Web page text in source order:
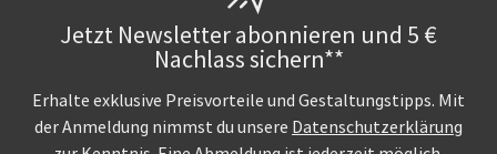
Jetzt Newsletter abonnieren und 5 €
Nachlass sichern**
Erhalte exklusive Preisvorteile und Gestaltungstipps. Mit
der Anmeldung nimmst du unsere Datenschutzerklärung